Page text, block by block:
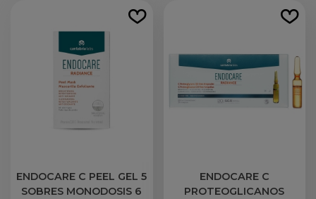
ENDOCARE C PEEL GEL 5
SOBRES MONODOSIS 6
ENDOCARE C
PROTEOGLICANOS